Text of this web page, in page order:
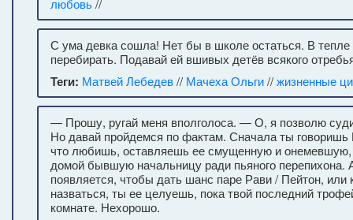
любовь//
С ума девка сошла! Нет бы в школе остаться. В тепле
перебирать. Подавай ей вшивых детёв всякого
Теги: Матвей Лебедев// Мачеха Ольги//жизненные
— Прошу, ругай меня вполголоса. — О, я позволю
Но давай пройдемся по фактам. Сначала ты говоришь
что любишь, оставляешь ее смущенную и
домой бывшую начальницу ради пьяного перепихона.
появляется, чтобы дать шанс паре Рави / Пейтон, или
назваться, ты ее целуешь, пока твой последний
комнате. Нехорошо.